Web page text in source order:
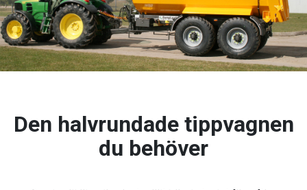
Den halvrundade tippvagnen
du behöver